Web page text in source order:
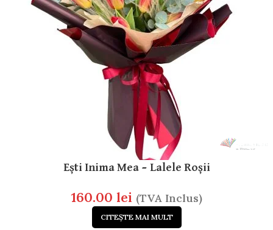
Ești Inima Mea – Lalele Roșii
160.00 lei (TVA Inclus)
CITEȘTE MAI MULT